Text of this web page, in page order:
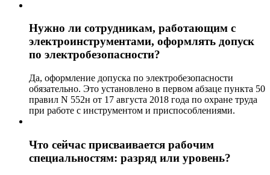
Нужно ли сотрудникам, работающим с
электроинструментами, оформлять допуск
по электробезопасности?
Да, оформление допуска по электробезопасности
обязательно. Это установлено в первом абзаце пункта 50
правил N 552н от 17 августа 2018 года по охране труда
при работе с инструментом и приспособлениями.
Что сейчас присваивается рабочим
специальностям: разряд или уровень?